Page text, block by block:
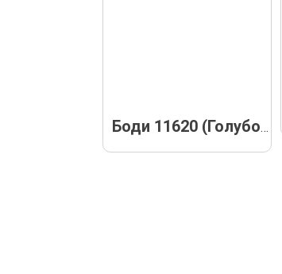
Боди 11620 (Голубое)